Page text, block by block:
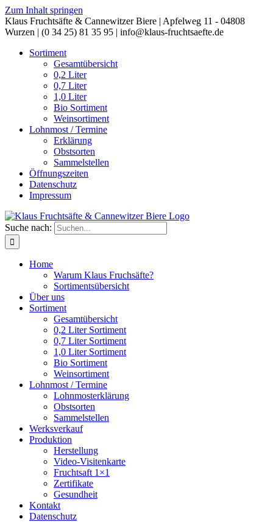
Zum Inhalt springen
Klaus Fruchtsäfte & Cannewitzer Biere | Apfelweg 11 - 04808
Wurzen | (0 34 25) 81 35 95 | info@klaus-fruchtsaefte.de
Sortiment
Gesamtübersicht
0,2 Liter
0,7 Liter
1,0 Liter
Bio Sortiment
Weinsortiment
Lohnmost / Termine
Erklärung
Obstsorten
Sammelstellen
Öffnungszeiten
Datenschutz
Impressum
Suche nach:
Home
Warum Klaus Fruchsäfte?
Sortimentsübersicht
Über uns
Sortiment
Gesamtübersicht
0,2 Liter Sortiment
0,7 Liter Sortiment
1,0 Liter Sortiment
Bio Sortiment
Weinsortiment
Lohnmost / Termine
Lohnmosterklärung
Obstsorten
Sammelstellen
Werksverkauf
Produktion
Herstellung
Video-Visitenkarte
Fruchtsaft 1×1
Zertifikate
Gesundheit
Kontakt
Datenschutz